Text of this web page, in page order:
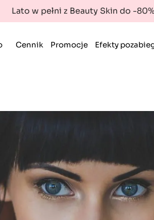
Lato w pełni z Beauty Skin do -80%
Cennik Promocje Efekty